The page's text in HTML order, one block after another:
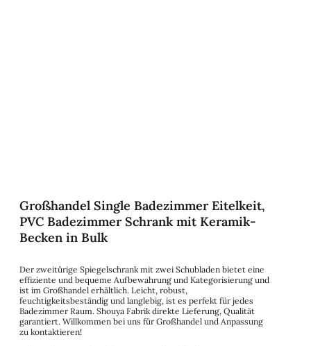
Großhandel Single Badezimmer Eitelkeit,
PVC Badezimmer Schrank mit Keramik-
Becken in Bulk
Der zweitürige Spiegelschrank mit zwei Schubladen bietet eine
effiziente und bequeme Aufbewahrung und Kategorisierung und
ist im Großhandel erhältlich. Leicht, robust,
feuchtigkeitsbeständig und langlebig, ist es perfekt für jedes
Badezimmer Raum. Shouya Fabrik direkte Lieferung, Qualität
garantiert. Willkommen bei uns für Großhandel und Anpassung
zu kontaktieren!